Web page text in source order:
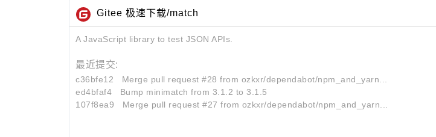
Gitee 极速下载/match
A JavaScript library to test JSON APIs.
最近提交:
c36bfe12 Merge pull request #28 from ozkxr/dependabot/npm_and_yarn...
ed4bfaf4
Bump minimatch from 3.1.2 to 3.1.5
107f8ea9
Merge pull request #27 from ozkxr/dependabot/npm_and_yarn...